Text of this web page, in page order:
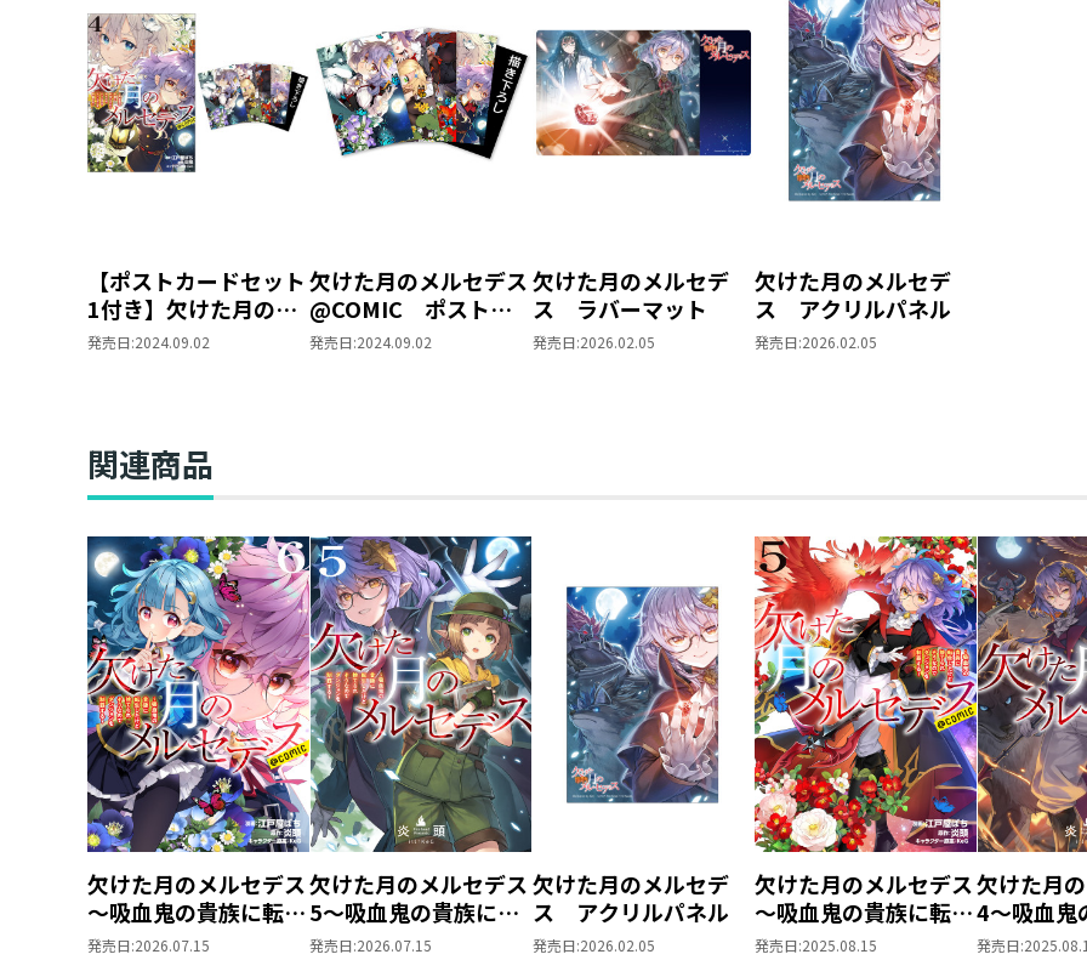
【ポストカードセット
1付き】欠けた月のメ
ルセデス～吸血鬼の貴
COMIC 第4巻（コロ
ナ・コミックス）
発売日:2024.09.02
欠けた月のメルセデス
@COMIC ポストカ
ードセット1
発売日:2024.09.02
欠けた月のメルセデ
ス ラバーマット
発売日:2026.02.05
欠けた月のメルセデ
ス アクリルパネル
発売日:2026.02.05
関連商品
欠けた月のメルセデス
～吸血鬼の貴族に転生
したけど捨てられそう
発売日:2026.07.15
欠けた月のメルセデス
5～吸血鬼の貴族に転
生したけど捨てられそ
発売日:2026.07.15
欠けた月のメルセデ
ス アクリルパネル
発売日:2026.02.05
欠けた月のメルセデス
～吸血鬼の貴族に転生
したけど捨てられそう
発売日:2025.08.15
欠けた月
4～吸血鬼
生したけど
発売日: